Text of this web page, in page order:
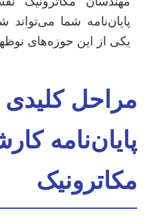
پایان‌نامه شما
یکی از این حوزه‌های
مراحل کلیدی
پایان‌نامه
مکاترونیک